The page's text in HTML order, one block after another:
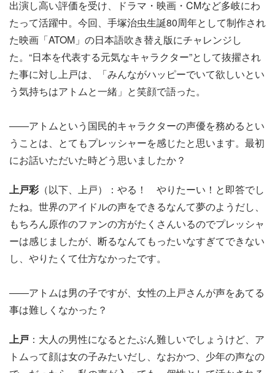
出演し高い評価を受け、ドラマ・映画・CMなど多岐にわ
たって活躍中。今回、手塚治虫生誕80周年として制作され
た映画「ATOM」の日本語吹き替え版にチャレンジし
た。“日本を代表する元気なキャラクター”として抜擢され
た事に対し上戸は、「みんながハッピーでいて欲しいとい
う気持ちはアトムと一緒」と笑顔で語った。
――アトムという国民的キャラクターの声優を務めるとい
うことは、とてもプレッシャーを感じたと思います。最初
にお話いただいた時どう思いましたか？
上戸彩 （以下、上戸）：やる！ やりたーい！と即答でし
たね。世界のアイドルの声をできるなんて夢のようだし、
もちろん原作のファンの方がたくさんいるのでプレッシャ
ーは感じましたが、断るなんてもったいなすぎてできない
し、やりたくて仕方なかったです。
――アトムは男の子ですが、女性の上戸さんが声をあてる
事は難しくなかった？
上戸 ：大人の男性になるとたぶん難しいでしょうけど、ア
トムって顔は女の子みたいだし、なおかつ、少年の声なの